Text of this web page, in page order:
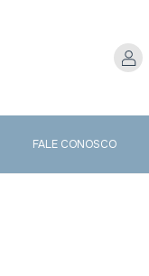
FALE CONOSCO